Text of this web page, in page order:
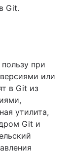
(с точкой
Git.
при
или
в Git из
утилита,
Git и